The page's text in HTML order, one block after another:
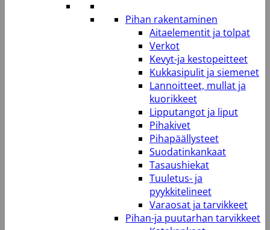
Pihan rakentaminen
Aitaelementit ja tolpat
Verkot
Kevyt-ja kestopeitteet
Kukkasipulit ja siemenet
Lannoitteet, mullat ja
kuorikkeet
Lipputangot ja liput
Pihakivet
Pihapäällysteet
Suodatinkankaat
Tasaushiekat
Tuuletus- ja
pyykkitelineet
Varaosat ja tarvikkeet
Pihan-ja puutarhan tarvikkeet